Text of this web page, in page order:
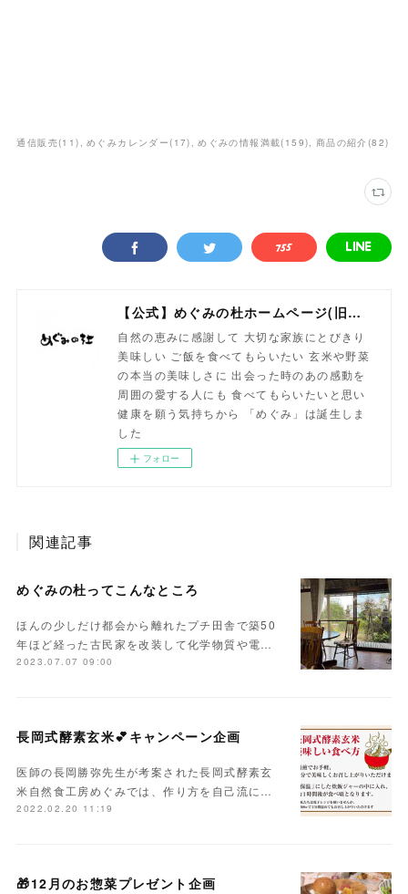
通信販売(11) めぐみカレンダー( 17) めぐみの情報満載( 159) 商品の紹介 (82)
【公式】めぐみの杜ホームページ(旧自然食工房）
自然の恵みに感謝して 大切な家族にとびきり
美味しい ご飯を食べてもらいたい 玄米や野菜
の本当の美味しさに 出会った時のあの感動を
周囲の愛する人にも 食べてもらいたいと思い
健康を願う気持ちから 「めぐみ」は誕生しま
した
フォロー
関連記事
めぐみの杜ってこんなところ
ほんの少しだけ都会から離れたプチ田舎で築50
年ほど経った古民家を改装して化学物質や電…
2023.07.07 09:00
長岡式酵素玄米💕キャンペーン企画
医師の長岡勝弥先生が考案された長岡式酵素玄
米自然食工房めぐみでは、作り方を自己流に…
2022.02.20 11:19
🎁12月のお惣菜プレゼント企画